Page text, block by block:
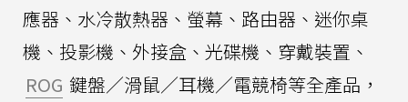
應器、水冷散熱器、螢幕、路由器、迷你桌
機、投影機、外接盒、光碟機、穿戴裝置、
ROG 鍵盤／滑鼠／耳機／電競椅等全產品，